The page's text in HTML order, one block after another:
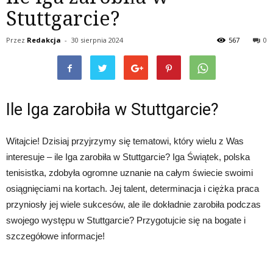
Stuttgarcie?
Przez Redakcja - 30 sierpnia 2024 0
567
Ile Iga zarobiła w Stuttgarcie?
Witajcie! Dzisiaj przyjrzymy się tematowi, który wielu z Was
interesuje – ile Iga zarobiła w Stuttgarcie? Iga Świątek, polska
tenisistka, zdobyła ogromne uznanie na całym świecie swoimi
osiągnięciami na kortach. Jej talent, determinacja i ciężka praca
przyniosły jej wiele sukcesów, ale ile dokładnie zarobiła podczas
swojego występu w Stuttgarcie? Przygotujcie się na bogate i
szczegółowe informacje!